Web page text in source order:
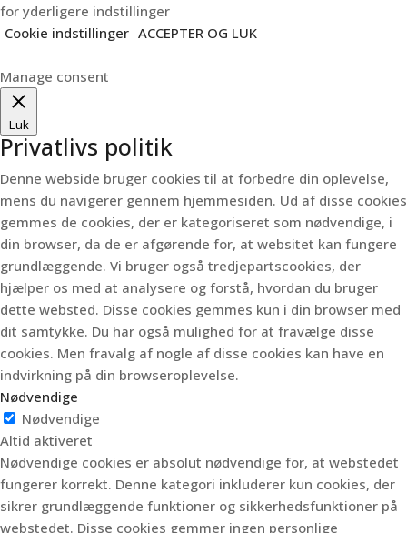
for yderligere indstillinger
Cookie indstillinger ACCEPTER OG LUK
Manage consent
Luk
Privatlivs politik
Denne webside bruger cookies til at forbedre din oplevelse,
mens du navigerer gennem hjemmesiden. Ud af disse cookies
gemmes de cookies, der er kategoriseret som nødvendige, i
din browser, da de er afgørende for, at websitet kan fungere
grundlæggende. Vi bruger også tredjepartscookies, der
hjælper os med at analysere og forstå, hvordan du bruger
dette websted. Disse cookies gemmes kun i din browser med
dit samtykke. Du har også mulighed for at fravælge disse
cookies. Men fravalg af nogle af disse cookies kan have en
indvirkning på din browseroplevelse.
Nødvendige
Nødvendige
Altid aktiveret
Nødvendige cookies er absolut nødvendige for, at webstedet
fungerer korrekt. Denne kategori inkluderer kun cookies, der
sikrer grundlæggende funktioner og sikkerhedsfunktioner på
webstedet. Disse cookies gemmer ingen personlige